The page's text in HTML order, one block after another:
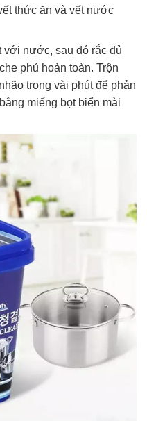
thức ăn và vết nước
với nước, sau đó rắc đủ
phủ hoàn toàn. Trộn
trong vài phút để phản
miếng bọt biển mài